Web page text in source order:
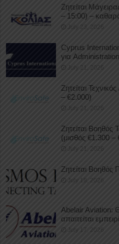
Ζητείται
– 15:00) –
July 23, 2026
Cyprus
για Administration
July 21, 2026
Ζητείται
– €2.000)
July 21, 2026
Ζητείται Βοηθός
(μισθός €1.300 –
July 21, 2026
Ζητείται Βοηθός
July 18, 2026
Abelair Aviation:
απαιτείται
July 17, 2026